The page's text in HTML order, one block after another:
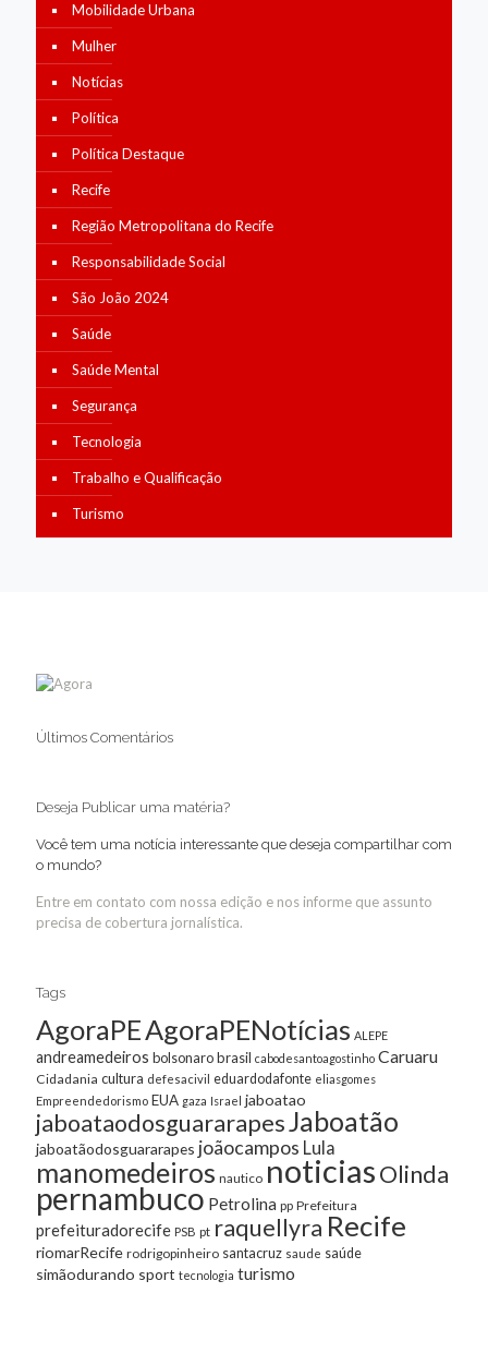
Mobilidade Urbana
Mulher
Notícias
Política
Política Destaque
Recife
Região Metropolitana do Recife
Responsabilidade Social
São João 2024
Saúde
Saúde Mental
Segurança
Tecnologia
Trabalho e Qualificação
Turismo
Últimos Comentários
Deseja Publicar uma matéria?
Você tem uma notícia interessante que deseja compartilhar com
o mundo?
Entre em contato com nossa edição e nos informe que assunto
precisa de cobertura jornalística.
Tags
AgoraPEAgoraPENotícias ALEPE
andreamedeiros bolsonarobrasil cabodesantoagostinho Caruaru
Cidadania cultura defesacivil eduardodafonte eliasgomes
Empreendedorismo EUA gaza Israel jaboatao
jaboataodosguararapesJaboatão
jaboatãodosguararapes joãocampos Lula
manomedeiros nautico noticiasOlinda
pernambuco Petrolina pp Prefeitura
prefeituradorecife PSB pt raquellyra Recife
riomarRecife rodrigopinheiro santacruz saude saúde
simãodurando sport tecnologia turismo